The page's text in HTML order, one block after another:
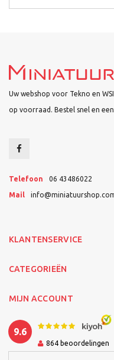
Uw webshop voor Tekno en
op voorraad. Bestel snel en
Telefoon 06 43486022
Mail
KLANTENSERVICE
CATEGORIEËN
MIJN ACCOUNT
9.6
864 beoordelingen